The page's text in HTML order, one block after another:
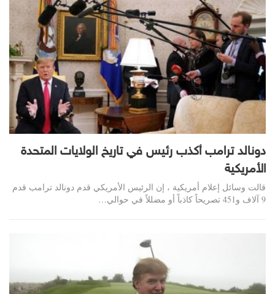
دونالد ترامب أكذب رئيس في تاريخ الولايات المتحدة
الأمريكية
قالت وسائل إعلام أمريكية ، إن الرئيس الأمريكي قدم دونالد ترامب قدم
9 آلاف و451 تصريحاً كاذباً أو مضللاً في حوالي…